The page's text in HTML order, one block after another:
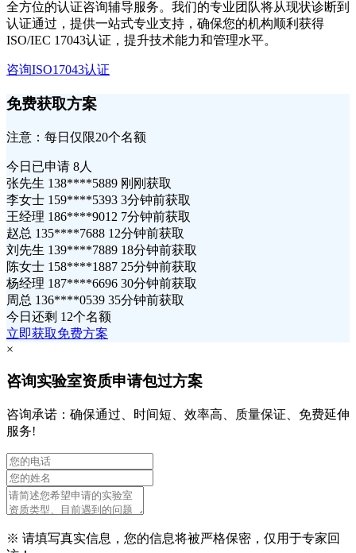
全方位的认证咨询辅导服务。我们的专业团队将从现状诊断到
认证通过，提供一站式专业支持，确保您的机构顺利获得
ISO/IEC 17043认证，提升技术能力和管理水平。
咨询ISO17043认证
免费获取方案
注意：每日仅限20个名额
今日已申请 8人
张先生 138****5889 刚刚获取
李女士 159****5393 3分钟前获取
王经理 186****9012 7分钟前获取
赵总 135****7688 12分钟前获取
刘先生 139****7889 18分钟前获取
陈女士 158****1887 25分钟前获取
杨经理 187****6696 30分钟前获取
周总 136****0539 35分钟前获取
今日还剩 12个名额
立即获取免费方案
×
咨询实验室资质申请包过方案
咨询承诺：确保通过、时间短、效率高、质量保证、免费延伸
服务!
※ 请填写真实信息，您的信息将被严格保密，仅用于专家回